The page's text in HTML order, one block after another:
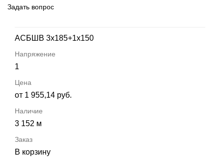
Задать вопрос
АСБШВ 3х185+1х150
1
от 1 955,14 руб.
3 152 м
В корзину